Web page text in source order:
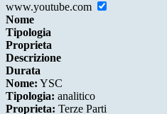
www.youtube.com
Nome
Tipologia
Proprieta
Descrizione
Durata
Nome: YSC
Tipologia: analitico
Proprieta: Terze Parti